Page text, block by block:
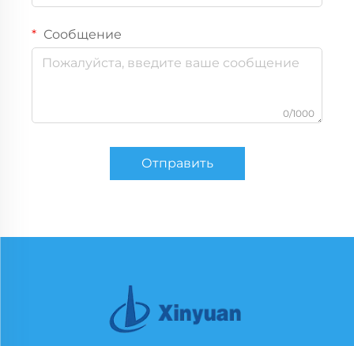
Сообщение
0/1000
Отправить